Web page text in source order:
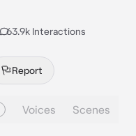
63.9k Interactions
Report
Voices Scenes